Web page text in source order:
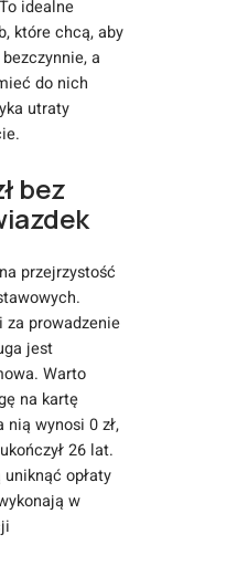
idealne
które chcą, aby
a
do nich
utraty
bez
przejrzystość
za prowadzenie
jest
Warto
na kartę
nią wynosi 0 zł,
26 lat.
opłaty
w